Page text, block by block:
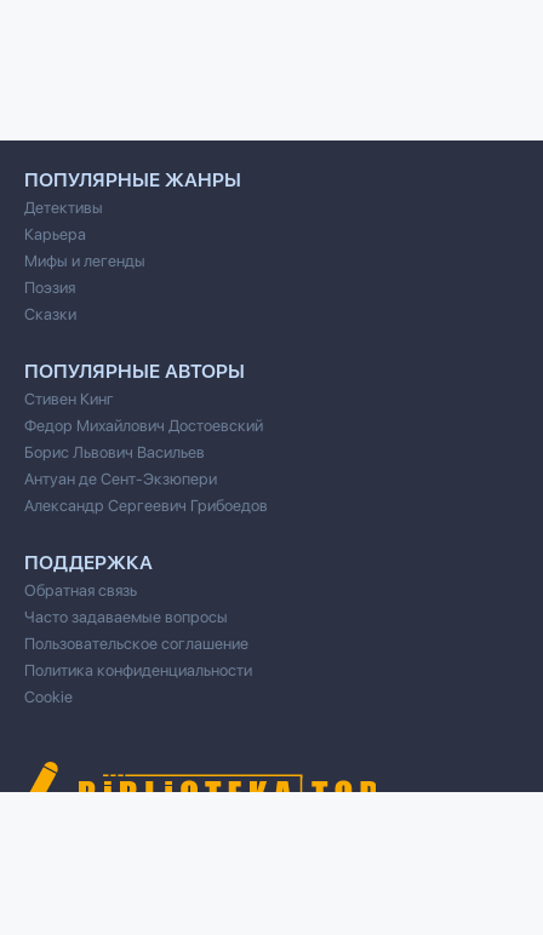
ПОПУЛЯРНЫЕ ЖАНРЫ
Детективы
Карьера
Мифы и легенды
Поэзия
Сказки
ПОПУЛЯРНЫЕ АВТОРЫ
Стивен Кинг
Федор Михайлович Достоевский
Борис Львович Васильев
Антуан де Сент-Экзюпери
Александр Сергеевич Грибоедов
ПОДДЕРЖКА
Обратная связь
Часто задаваемые вопросы
Пользовательское соглашение
Политика конфиденциальности
Cookie